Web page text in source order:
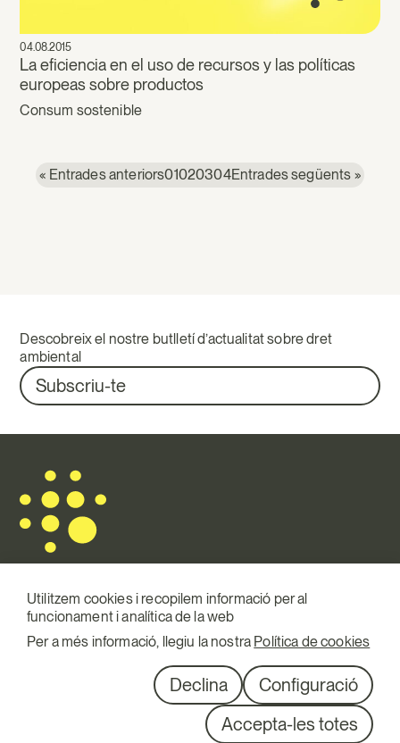
04.08.2015
La eficiencia en el uso de recursos y las políticas
europeas sobre productos
Consum sostenible
« Entrades anteriors01020304Entrades següents »
Descobreix el nostre butlletí d’actualitat sobre dret
ambiental
Subscriu-te
Mail.
info@terraqui.com
Telf.
+34 934 146 307
Utilitzem cookies i recopilem informació per al
funcionament i analítica de la web
Per a més informació, llegiu la nostra Política de cookies
Declina
Configuració
Accepta-les totes